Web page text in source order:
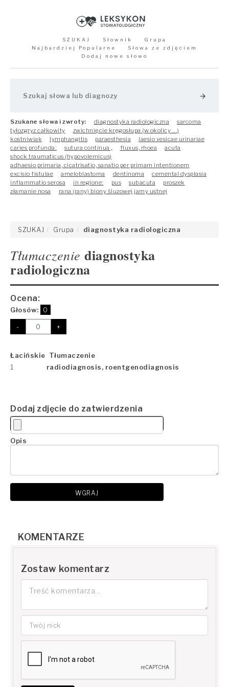
SZUKAJ Słownik
Grupa
Najbardziej Popularne
Słowa ze zdjęciem
Dodaj nowe słowo
arrow_forward
Szukane słowa i zwroty: diagnostyka radiologiczna
sarcoma
tyłozgryz całkowity
zwichnięcie kręgosłupa (w okolicy ...)
kostniwiak
lymphangitis paraesthesia
laesio vesicae urinariae
caries profunda:
sutura continua , fluxus, rhoea
acuta
shock traumaticus (hypovolemicus)
adhaesio primaria, cicatrisatio, sanatio per primam intentionem
excisio fistulae
ameloblastoma dentinoma
cemental dysplasia
inflammatio serosa
in regione: pus subacuta
proszek
złamanie nosa
rana (rany) biony śluzowej jamy ustnej
SZUKAJ Grupa diagnostyka radiologiczna
Tłumaczenie diagnostyka
radiologiczna
Ocena:
Głosów: 0
- +
Łacińskie Tłumaczenie
1
radiodiagnosis, roentgenodiagnosis
Dodaj zdjęcie do zatwierdzenia
Opis
WGRAJ
KOMENTARZE
Zostaw komentarz